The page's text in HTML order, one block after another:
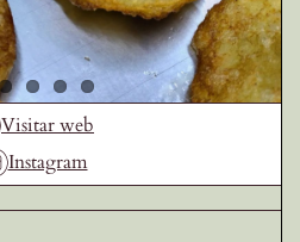
Visitar web
Instagram